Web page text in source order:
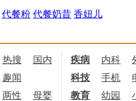
代餐粉 代餐奶昔 香妞儿
热搜 国内 国际
疾病 内科
趣闻 科技 手机
两性 母婴 职场
教育 幼园